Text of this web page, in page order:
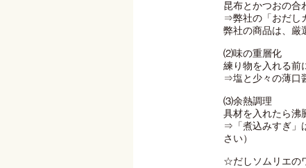
昆布とかつおの合
⇒弊社の「おだし
弊社の商品は、厳
⑵味の重層化
練り物を入れる前
⇒塩と少々の薄口
⑶余熱調理
具材を入れたら沸
⇒「煮込みすぎ」
さい）
☆だしソムリエの